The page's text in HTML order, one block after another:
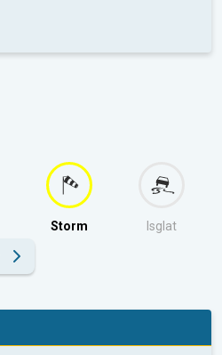
Storm Isglat